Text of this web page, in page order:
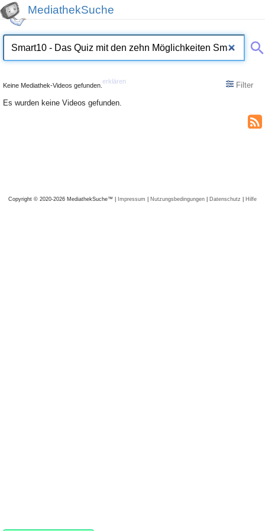
MediathekSuche
Keine Mediathek-Videos gefunden.
erklären
Filter
Es wurden keine Videos gefunden.
Copyright © 2020-2026 MediathekSuche™ | Impressum | Nutzungsbedingungen | Datenschutz | Hilfe